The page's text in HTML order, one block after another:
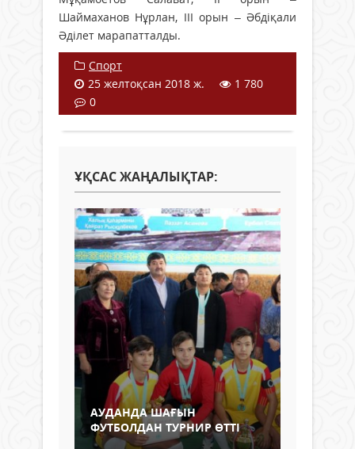
Шаймаханов Нұрлан, ІІІ орын – Әбдіқали
Әділет марапатталды.
Спорт
25 желтоқсан 2018 ж.
1 780
0
ҰҚСАС ЖАҢАЛЫҚТАР:
АУДАНДА ШАҒЫН
ФУТБОЛДАН ТУРНИР ӨТТІ